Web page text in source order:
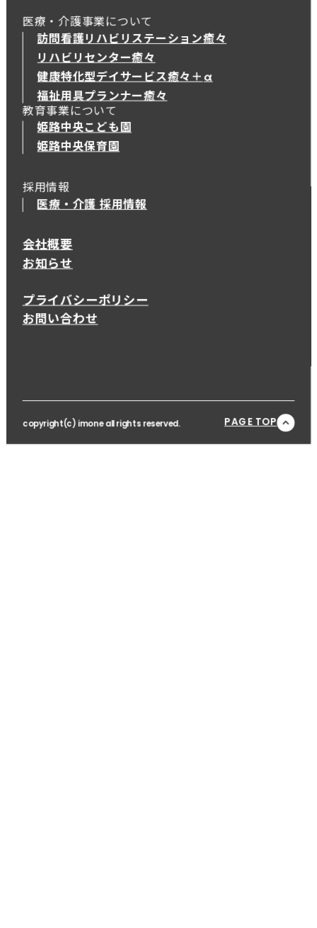
医療・介護事業について
訪問看護リハビリステーション癒々
リハビリセンター癒々
健康特化型デイサービス癒々＋α
健康特化型デイサービス癒々＋
福祉用具プランナー癒々
教育事業について
姫路中央こども園
姫路中央保育園
採用情報
医療・介護 採用情報
会社概要
お知らせ
プライバシーポリシー
お問い合わせ
copyright(c) imone all rights reserved. PAGE TOP